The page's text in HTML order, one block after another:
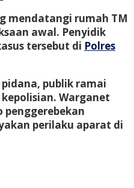
mendatangi rumah TM
awal. Penyidik
tersebut di Polres
publik ramai
Warganet
penggerebekan
perilaku aparat di